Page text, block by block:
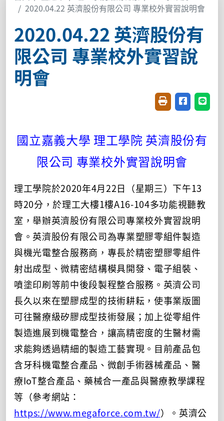
2020.04.22 英濟股份有限公司 專業校外實習說明會
2020.04.22 英濟股份有
限公司 專業校外實習說
明會
友善列印(開新視
分享至臉書
分享
國立嘉義大學 理工學院 英濟股份有
限公司 專業校外實習說明會
理工學院於2020年4月22日（星期三）下午13
時20分，於理工大樓1樓A16-104多功能視聽教
室，舉辦英濟股份有限公司專業校外實習說明
會。英濟股份有限公司為專業塑膠零組件製造
與機光電整合服務商，專長於精密塑膠零組件
射出成型、微精密結構模具開發、電子組裝、
噴塗印刷等前中後段製程整合服務。英濟公司
長久以來在塑膠成型的技術耕耘，使事業版圖
可往醫療級矽膠成型技術發展；加上從零組件
製造進展到機電整合，讓高精密度的生醫材需
求能夠透過精細的製造工藝實現。目前產品包
含牙科機電整合產品、微創手術器械產品、醫
療IoT整合產品、藥械合一產品與醫療教學課程
等（參考網站：
https://www.megaforce.com.tw/）。英濟公